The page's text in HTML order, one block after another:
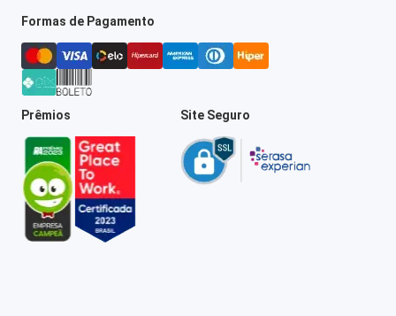
Formas de Pagamento
Prêmios Site Seguro